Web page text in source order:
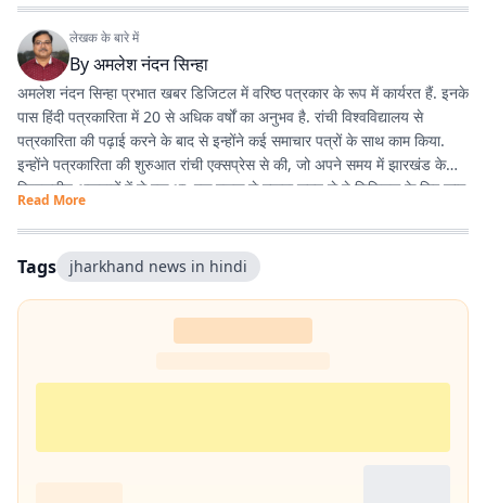
लेखक के बारे में
Byअमलेश नंदन सिन्हा
अमलेश नंदन सिन्हा प्रभात खबर डिजिटल में वरिष्ठ पत्रकार के रूप में कार्यरत हैं. इनके
पास हिंदी पत्रकारिता में 20 से अधिक वर्षों का अनुभव है. रांची विश्वविद्यालय से
पत्रकारिता की पढ़ाई करने के बाद से इन्होंने कई समाचार पत्रों के साथ काम किया.
इन्होंने पत्रकारिता की शुरुआत रांची एक्सप्रेस से की, जो अपने समय में झारखंड के
विश्वसनीय अखबारों में से एक था. एक दशक से ज्यादा समय से ये डिजिटल के लिए काम
कर रहे हैं. झारखंड की खबरों के अलावा, समसामयिक विषयों के बारे में भी लिखने में रुचि
रखते हैं. विज्ञान और आधुनिक चिकित्सा के बारे में देखना, पढ़ना और नई जानकारियां
प्राप्त करना इन्हें पसंद है.
Read More
Tags jharkhand news in hindi